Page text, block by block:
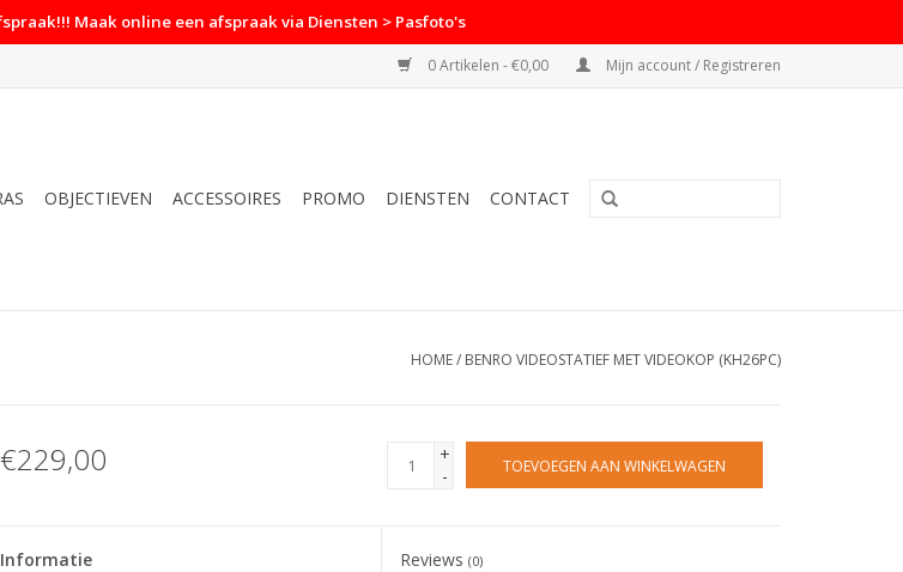
Maak online een afspraak via Diensten > Pasfoto's
0 Artikelen - €0,00 Mijn account / Registreren
OBJECTIEVEN ACCESSOIRES PROMO DIENSTEN CONTACT
HOME/ BENRO VIDEOSTATIEF MET VIDEOKOP (KH26PC)
€229,00
+
-
TOEVOEGEN AAN WINKELWAGEN
Informatie Reviews(0)